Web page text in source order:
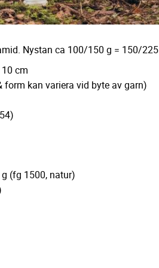
Nystan ca 100/150 g = 150/
cm
form kan variera vid byte av garn)
(fg 1500, natur)